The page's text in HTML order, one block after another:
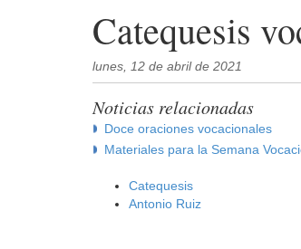
Catequesis
lunes, 12 de abril de 2021
Noticias relacionadas
Doce oraciones vocacionales
Materiales para la Semana
Catequesis
Antonio Ruiz